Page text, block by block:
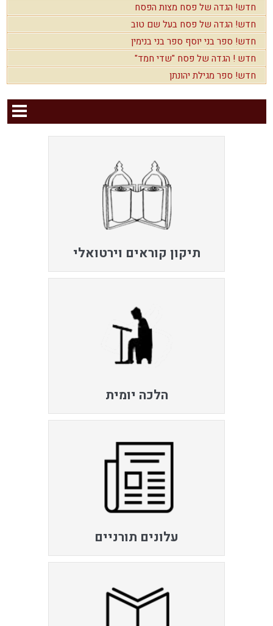
חדש! הגדה של פסח מצות הפסח
חדש! הגדה של פסח בעל שם טוב
חדש! ספר בני יוסף ספר בני בנימין
חדש ! הגדה של פסח "שדי חמד"
חדש! ספר מגילת יהונתן
תיקון קוראים וירטואלי
הלכה יומית
עלונים תורניים